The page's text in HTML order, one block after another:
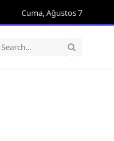
Cuma, Ağustos 7